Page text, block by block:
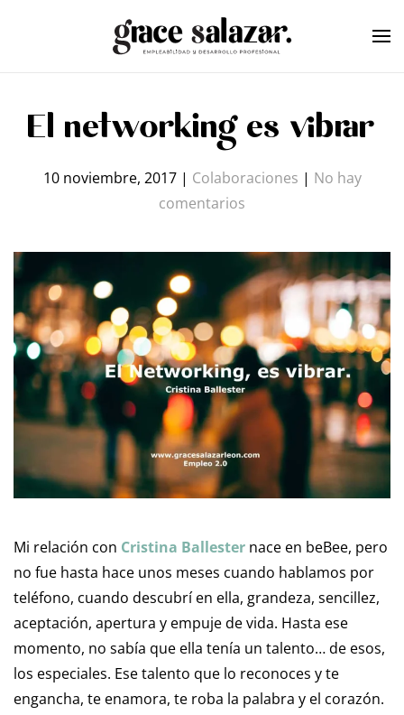
Skip to main content
El networking es vibrar
10 noviembre, 2017| Colaboraciones | No hay
comentarios
networking
es
vibrar
Mi relación con Cristina Ballester nace en beBee, pero
no fue hasta hace unos meses cuando hablamos por
teléfono, cuando descubrí en ella, grandeza, sencillez,
aceptación, apertura y empuje de vida. Hasta ese
momento, no sabía que ella tenía un talento… de esos,
los especiales. Ese talento que lo reconoces y te
engancha, te enamora, te roba la palabra y el corazón.